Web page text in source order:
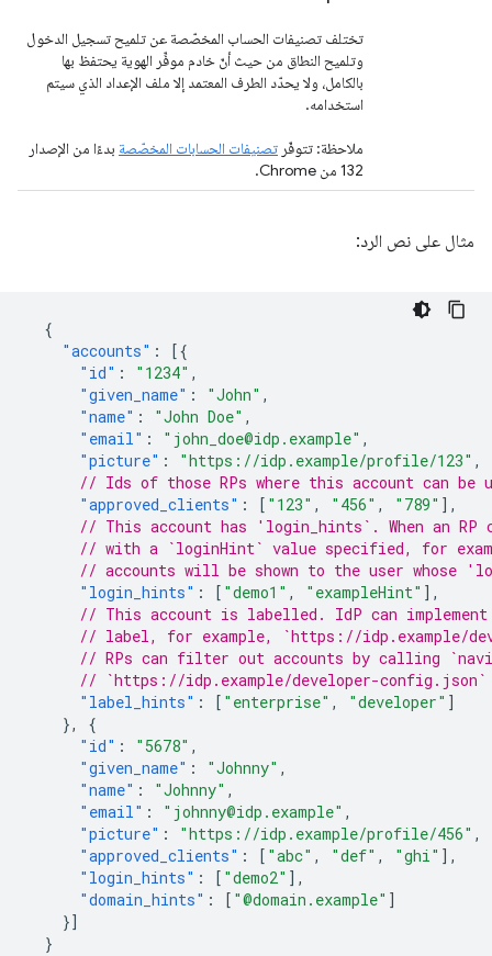
تختلف تصنيفات الحساب المخصّصة عن تلميح تسجيل الدخول
وتلميح النطاق من حيث أنّ خادم موفِّر الهوية يحتفظ بها
بالكامل، ولا يحدّد الطرف المعتمد إلا ملف الإعداد الذي سيتم
استخدامه.
ملاحظة: تتوفّر تصنيفات الحسابات المخصّصة بدءًا من الإصدار
132 من Chrome.
مثال على نص الرد:
{
"accounts" :
[{
"id" : "1234" ,
"given_name" : "John" ,
"name" : "John Doe" ,
"email" : "john_doe@idp.example" ,
"picture" : "https://idp.example/profile/123" ,
// Ids of those RPs where this account can be
"approved_clients" : [ "123" , "456" , "789" ],
// This account has 'login_hints`. When an
// with a `loginHint` value specified, for
// accounts will be shown to the user whose
"login_hints" : [ "demo1" , "exampleHint" ],
// This account is labelled. IdP can
// label, for example, `https://idp.example/
// RPs can filter out accounts by calling
// `https://idp.example/developer-
"label_hints" : [ "enterprise" , "developer" ]
},
{
"id" : "5678" ,
"given_name" : "Johnny" ,
"name" : "Johnny" ,
"email" : "johnny@idp.example" ,
"picture" : "https://idp.example/profile/456" ,
"approved_clients" : [ "abc" , "def" , "ghi" ],
"login_hints" : [ "demo2" ],
"domain_hints" : [ "@domain.example" ]
}]
}